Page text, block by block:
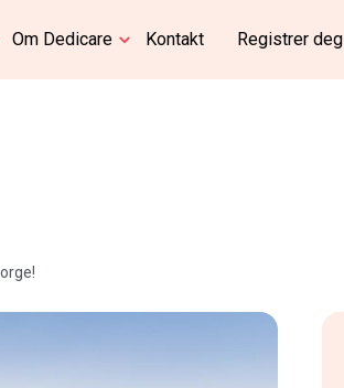
Om Dedicare Kontakt Registrer deg